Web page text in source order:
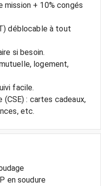
mission + 10% congés
déblocable à tout
si besoin.
logement,
facile.
: cartes cadeaux,
en soudure